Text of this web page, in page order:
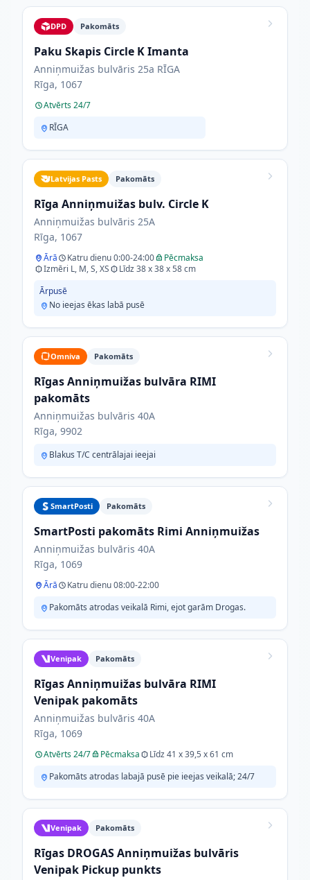
DPD Pakomāts
Paku Skapis Circle K Imanta
Anniņmuižas bulvāris 25a RĪGA
Rīga, 1067
Atvērts 24/7
RĪGA
Latvijas Pasts Pakomāts
Rīga Anniņmuižas bulv. Circle K
Anniņmuižas bulvāris 25A
Rīga, 1067
Ārā Katru dienu 0:00-24:00
Pēcmaksa
Izmēri L, M, S, XS
Līdz 38 x 38 x 58 cm
Ārpusē
No ieejas ēkas labā pusē
Omniva Pakomāts
Rīgas Anniņmuižas bulvāra RIMI
pakomāts
Anniņmuižas bulvāris 40A
Rīga, 9902
Blakus T/C centrālajai ieejai
SmartPosti Pakomāts
SmartPosti pakomāts Rimi Anniņmuižas
Anniņmuižas bulvāris 40A
Rīga, 1069
Ārā
Katru dienu 08:00-22:00
Pakomāts atrodas veikalā Rimi, ejot garām Drogas.
Venipak Pakomāts
Rīgas Anniņmuižas bulvāra RIMI
Venipak pakomāts
Anniņmuižas bulvāris 40A
Rīga, 1069
Atvērts 24/7 Pēcmaksa
Līdz 41 x 39,5 x 61 cm
Pakomāts atrodas labajā pusē pie ieejas veikalā; 24/7
Venipak Pakomāts
Rīgas DROGAS Anniņmuižas bulvāris
Venipak Pickup punkts